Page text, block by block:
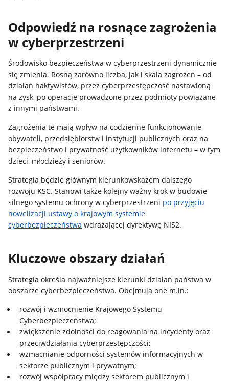
Odpowiedź na rosnące zagrożenia
w cyberprzestrzeni
Środowisko bezpieczeństwa w cyberprzestrzeni dynamicznie
się zmienia. Rosną zarówno liczba, jak i skala zagrożeń – od
działań haktywistów, przez cyberprzestępczość nastawioną
na zysk, po operacje prowadzone przez podmioty powiązane
z innymi państwami.
Zagrożenia te mają wpływ na codzienne funkcjonowanie
obywateli, przedsiębiorstw i instytucji publicznych oraz na
bezpieczeństwo i prywatność użytkowników internetu – w tym
dzieci, młodzieży i seniorów.
Strategia będzie głównym kierunkowskazem dalszego
rozwoju KSC. Stanowi także kolejny ważny krok w budowie
silnego systemu ochrony w cyberprzestrzeni po przyjęciu
nowelizacji ustawy o krajowym systemie
cyberbezpieczeństwa wdrażającej dyrektywę NIS2.
Kluczowe obszary działań
Strategia określa najważniejsze kierunki działań państwa w
obszarze cyberbezpieczeństwa. Obejmują one m.in.:
rozwój i wzmocnienie Krajowego Systemu
Cyberbezpieczeństwa;
zwiększenie zdolności do reagowania na incydenty oraz
przeciwdziałania cyberprzestępczości;
wzmacnianie odporności systemów informacyjnych w
sektorze publicznym i prywatnym;
rozwój współpracy między sektorem publicznym i